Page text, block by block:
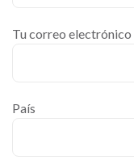
Tu correo electrónico
País